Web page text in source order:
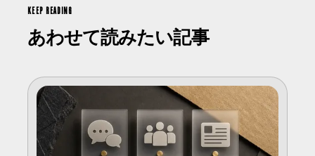
KEEP READING
あわせて読みたい記事